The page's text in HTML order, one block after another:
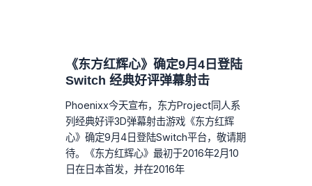
《东方红辉心》确定9月4日登陆
Switch 经典好评弹幕射击
Phoenixx今天宣布，东方Project同人系
列经典好评3D弹幕射击游戏《东方红辉
心》确定9月4日登陆Switch平台，敬请期
待。《东方红辉心》最初于2016年2月10
日在日本首发，并在2016年